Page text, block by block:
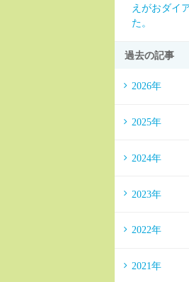
えがおダイ
た。
過去の記事
2026年
2025年
2024年
2023年
2022年
2021年